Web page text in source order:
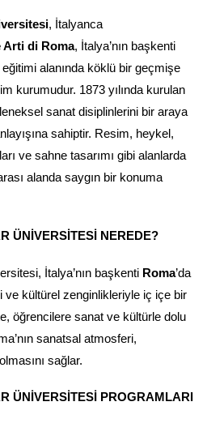
, İtalyanca
Arti di Roma, İtalya’nın başkenti
alanında köklü bir geçmişe
kurumudur. 1873 yılında kurulan
sanat disiplinlerini bir araya
sahiptir. Resim, heykel,
ve sahne tasarımı gibi alanlarda
alanda saygın bir konuma
ÜNIVERSITESI NEREDE?
İtalya’nın başkenti Roma’da
ve kültürel zenginlikleriyle iç içe bir
öğrencilere sanat ve kültürle dolu
sanatsal atmosferi,
sağlar.
ÜNIVERSITESI PROGRAMLARI